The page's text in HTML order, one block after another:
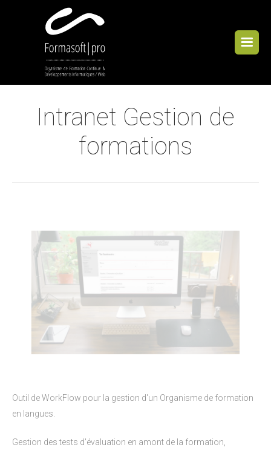
Intranet Gestion de
formations
Outil de WorkFlow pour la gestion d'un Organisme de formation
en langues.
Gestion des tests d'évaluation en amont de la formation,
Cookies management panel